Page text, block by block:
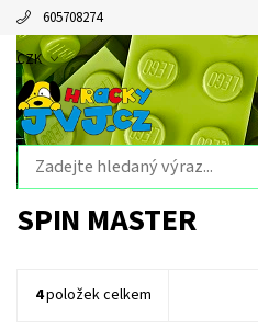
605708274
CZK
SPIN MASTER
4položek celkem